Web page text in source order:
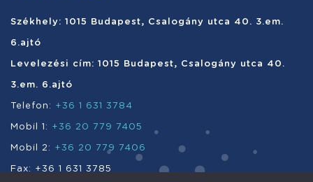
Székhely: 1015 Budapest, Csalogány utca 40. 3.em.
6.ajtó
Levelezési cím: 1015 Budapest, Csalogány utca 40.
3.em. 6.ajtó
Telefon: +36 1 631 3784
Mobil 1: +36 20 779 7405
Mobil 2: +36 20 779 7406
Fax: +36 1 631 3785